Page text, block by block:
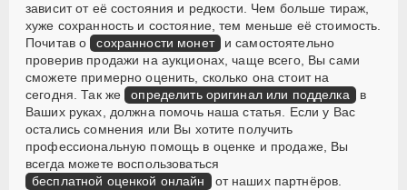
зависит от её состояния и редкости. Чем больше тираж,
хуже сохранность и состояние, тем меньше её стоимость.
Почитав о сохранности монет и самостоятельно
проверив продажи на аукционах, чаще всего, Вы сами
сможете примерно оценить, сколько она стоит на
сегодня. Так же определить оригинал или подделка в
Ваших руках, должна помочь наша статья. Если у Вас
остались сомнения или Вы хотите получить
профессиональную помощь в оценке и продаже, Вы
всегда можете воспользоваться
бесплатной оценкой онлайн от наших партнёров.